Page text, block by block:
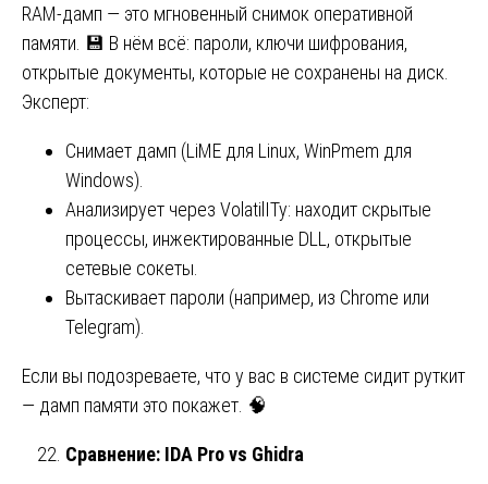
RAM-дамп — это мгновенный снимок оперативной
памяти. 💾 В нём всё: пароли, ключи шифрования,
открытые документы, которые не сохранены на диск.
Эксперт:
Снимает дамп (LiME для Linux, WinPmem для
Windows).
Анализирует через VolatilITy: находит скрытые
процессы, инжектированные DLL, открытые
сетевые сокеты.
Вытаскивает пароли (например, из Chrome или
Telegram).
Если вы подозреваете, что у вас в системе сидит руткит
— дамп памяти это покажет. 🧠
Сравнение: IDA Pro vs Ghidra